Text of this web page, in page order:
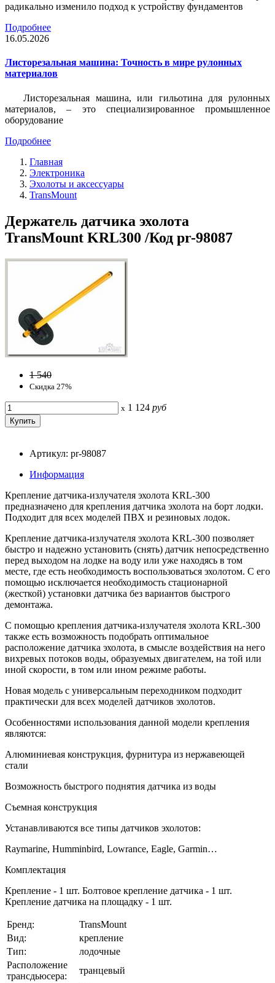
радикально изменило подход к устройству фундаментов
Подробнее
16.05.2026
Листорезальная машина: Точность в мире рулонных
материалов
Листорезальная машина, или гильотина для рулонных
материалов, – это специализированное промышленное
оборудование
Подробнее
Главная
Электроника
Эхолоты и аксессуары
TransMount
Держатель датчика эхолота
TransMount KRL300 /Код pr-98087
1 540
Скидка 27%
x 1 124 руб
Артикул: pr-98087
Информация
Крепление датчика-излучателя эхолота KRL-300
предназначено для крепления датчика эхолота на борт лодки.
Подходит для всех моделей ПВХ и резиновых лодок.
Крепление датчика-излучателя эхолота KRL-300 позволяет
быстро и надежно установить (снять) датчик непосредственно
перед выходом на лодке на воду или уже находясь в том
месте, где есть необходимость воспользоваться эхолотом. С его
помощью исключается необходимость стационарной
(жесткой) установки датчика без вариантов быстрого
демонтажа.
С помощью крепления датчика-излучателя эхолота KRL-300
также есть возможность подобрать оптимальное
расположение датчика эхолота, в смысле воздействия на него
вихревых потоков воды, образуемых двигателем, на той или
иной скорости, в том или ином режиме работы.
Новая модель с универсальным переходником подходит
практически для всех моделей датчиков эхолотов.
Особенностями использования данной модели крепления
являются:
Алюминиевая конструкция, фурнитура из нержавеющей
стали
Возможность быстрого поднятия датчика из воды
Съемная конструкция
Устанавливаются все типы датчиков эхолотов:
Raymarine, Humminbird, Lowrance, Eagle, Garmin…
Комплектация
Крепление - 1 шт. Болтовое крепление датчика - 1 шт.
Крепление датчика на площадку - 1 шт.
Бренд:
TransMount
Вид:
крепление
Тип:
лодочные
Расположение
трансдьюсера:
транцевый